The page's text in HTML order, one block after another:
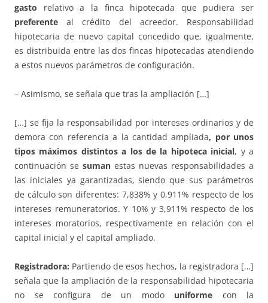
gasto relativo a la finca hipotecada que pudiera ser
preferente al crédito del acreedor. Responsabilidad
hipotecaria de nuevo capital concedido que, igualmente,
es distribuida entre las dos fincas hipotecadas atendiendo
a estos nuevos parámetros de configuración.
– Asimismo, se señala que tras la ampliación […]
[…] se fija la responsabilidad por intereses ordinarios y de
demora con referencia a la cantidad ampliada, por unos
tipos máximos distintos a los de la hipoteca inicial, y a
continuación se suman estas nuevas responsabilidades a
las iniciales ya garantizadas, siendo que sus parámetros
de cálculo son diferentes: 7,838% y 0,911% respecto de los
intereses remuneratorios. Y 10% y 3,911% respecto de los
intereses moratorios, respectivamente en relación con el
capital inicial y el capital ampliado.
Registradora: Partiendo de esos hechos, la registradora […]
señala que la ampliación de la responsabilidad hipotecaria
no se configura de un modo uniforme con la